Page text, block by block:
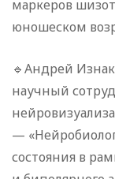
маркеров
юношеском
🔹Андрей
научный
—
состояния в